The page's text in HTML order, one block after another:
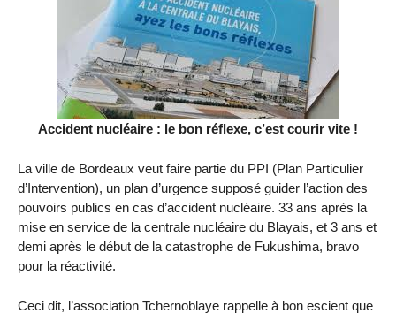
Accident nucléaire : le bon réflexe, c’est courir vite !
La ville de Bordeaux veut faire partie du PPI (Plan Particulier
d’Intervention), un plan d’urgence supposé guider l’action des
pouvoirs publics en cas d’accident nucléaire. 33 ans après la
mise en service de la centrale nucléaire du Blayais, et 3 ans et
demi après le début de la catastrophe de Fukushima, bravo
pour la réactivité.
Ceci dit, l’association Tchernoblaye rappelle à bon escient que